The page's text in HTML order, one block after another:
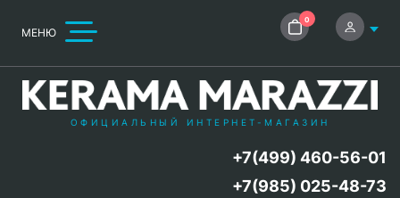
МЕНЮ
0
ОФИЦИАЛЬНЫЙ ИНТЕРНЕТ-МАГАЗИН
+7(499) 460-56-01
+7(985) 025-48-73